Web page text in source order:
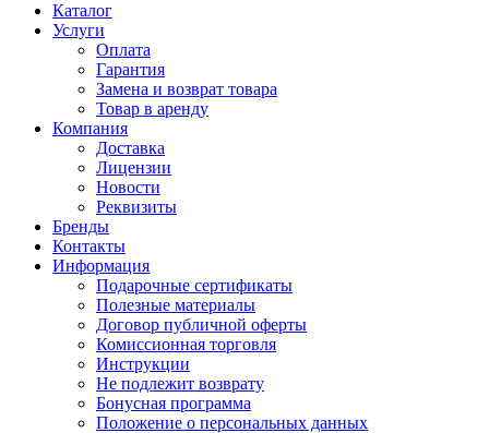
Каталог
Услуги
Оплата
Гарантия
Замена и возврат товара
Товар в аренду
Компания
Доставка
Лицензии
Новости
Реквизиты
Бренды
Контакты
Информация
Подарочные сертификаты
Полезные материалы
Договор публичной оферты
Комиссионная торговля
Инструкции
Не подлежит возврату
Бонусная программа
Положение о персональных данных